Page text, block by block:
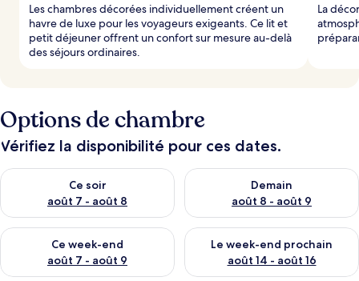
Les chambres décorées individuellement créent un
havre de luxe pour les voyageurs exigeants. Ce lit et
petit déjeuner offrent un confort sur mesure au-delà
des séjours ordinaires.
La
Options de chambre
Vérifiez la disponibilité pour ces dates.
Ce soir
août 7 - août 8
Vérifier la disponibilité pour ce soir août 7 - août 8
Demain
août 8 - août 9
Vérifier la disponibilité pour
Ce week-end
août 7 - août 9
Vérifier la disponibilité pour ce week-end août 7 - août 9
Le week-end prochain
août 14 - août 16
Vérifier la disponibilité pour